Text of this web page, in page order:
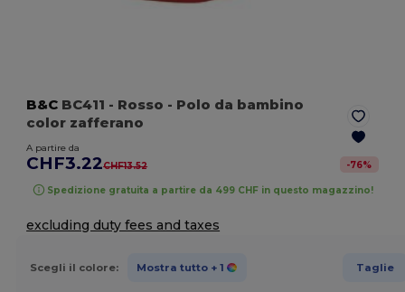
B&C BC411 - Rosso - Polo da bambino
color zafferano
A partire da
CHF3.22CHF13.52 -76%
Spedizione gratuita a partire da 499 CHF in questo magazzino!
excluding duty fees and taxes
Scegli il colore: Mostra tutto + 1 Taglie